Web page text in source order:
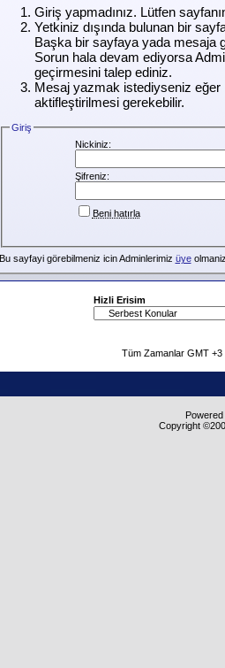
Giriş yapmadınız. Lütfen
Yetkiniz dışında bulunan bir
Başka bir sayfaya yada mesaja
Sorun hala devam ediyorsa
geçirmesini talep ediniz.
Mesaj yazmak istediyseniz eğer
aktifleştirilmesi gerekebilir.
Giriş
Nickiniz:
Şifreniz:
Beni hatırla
Bu sayfayi görebilmeniz icin Adminlerimiz üye
Hizli Erisim
Tüm Zamanlar GMT
Copyright